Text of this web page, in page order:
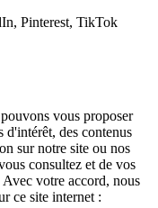
Pinterest, TikTok
vous proposer
d'intérêt, des contenus
sur notre site ou nos
consultez et de vos
Avec votre accord, nous
ce site internet :